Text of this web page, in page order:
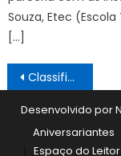
Souza, Etec
[…]
de
Post
Classificados 29/09
Desenvolvido por
Aniversariantes
Espaço do Leitor